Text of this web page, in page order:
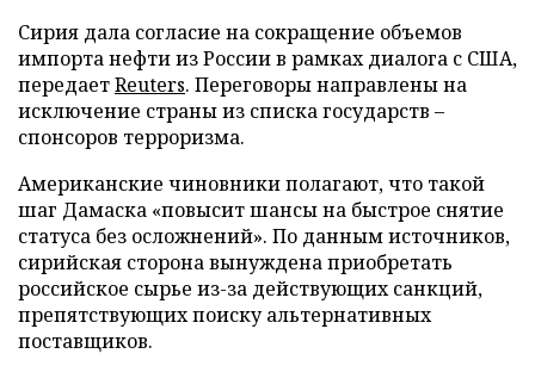
Сирия дала согласие на сокращение объемов
импорта нефти из России в рамках диалога с США,
передаетReuters. Переговоры направлены на
исключение страны из списка государств –
спонсоров терроризма.
Американские чиновники полагают, что такой
шаг Дамаска «повысит шансы на быстрое снятие
статуса без осложнений». По данным источников,
сирийская сторона вынуждена приобретать
российское сырье из-за действующих санкций,
препятствующих поиску альтернативных
поставщиков.